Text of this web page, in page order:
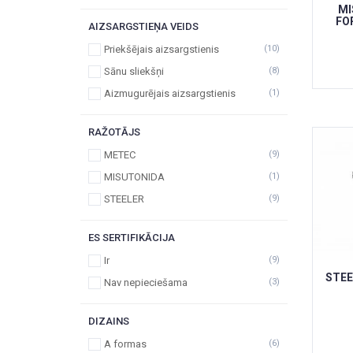
AIZSARGSTIEŅA VEIDS
Priekšējais aizsargstienis
(10)
Sānu sliekšņi (8)
Aizmugurējais aizsargstienis (1)
RAŽOTĀJS
METEC
(9)
MISUTONIDA (1)
STEELER (9)
ES SERTIFIKĀCIJA
Ir
(9)
Nav nepieciešama (3)
DIZAINS
A formas
(6)